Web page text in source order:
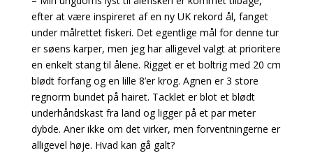
efter at være inspireret af en ny UK rekord ål, fanget
under målrettet fiskeri. Det egentlige mål for denne tur
er søens karper, men jeg har alligevel valgt at prioritere
en enkelt stang til ålene. Rigget er et boltrig med 20 cm
blødt forfang og en lille 8’er krog. Agnen er 3 store
regnorm bundet på hairet. Tacklet er blot et blødt
underhåndskast fra land og ligger på et par meter
dybde. Aner ikke om det virker, men forventningerne er
alligevel høje. Hvad kan gå galt?